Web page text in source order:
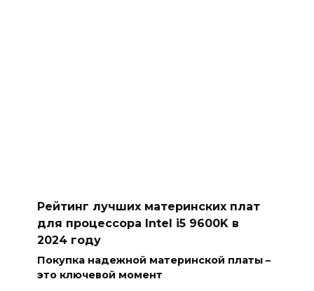
Рейтинг лучших материнских плат
для процессора Intel i5 9600K в
2024 году
Покупка надежной материнской платы –
это ключевой момент